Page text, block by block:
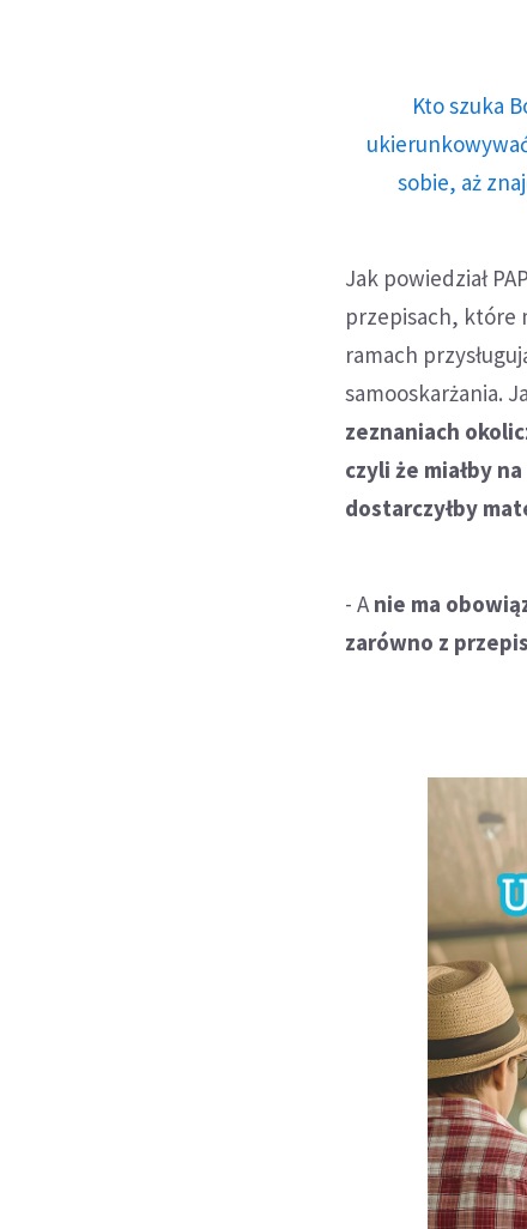
Kto szuka
sobie, aż
Jak powiedział
przepisach, które
ramach
samooskarżania.
zeznaniach
czyli że miałby
dostarczyłby
- A nie ma
zarówno z